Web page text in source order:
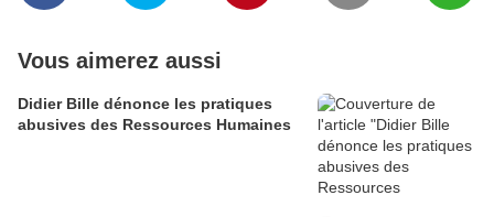
Vous aimerez aussi
Didier Bille dénonce les pratiques
abusives des Ressources Humaines